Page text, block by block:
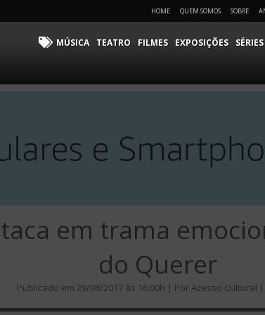
HOME QUEM SOMOS SOBRE
MÚSICA TEATRO FILMES EXPOSIÇÕES SÉRIES
em trama
do Querer
Publicado em 29/08/2017 às 16:00h | Por Acesso Cultural |